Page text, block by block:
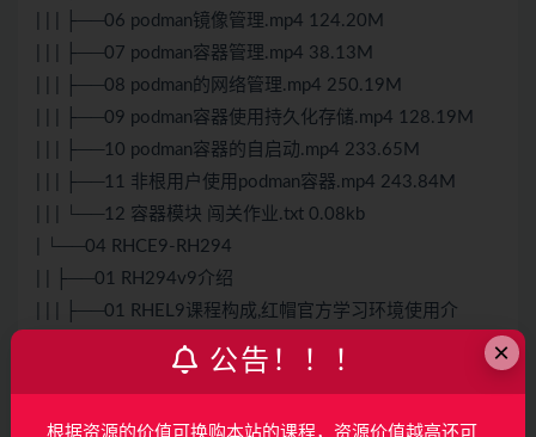
| | | ├──06 podman镜像管理.mp4 124.20M
| | | ├──07 podman容器管理.mp4 38.13M
| | | ├──08 podman的网络管理.mp4 250.19M
| | | ├──09 podman容器使用持久化存储.mp4 128.19M
| | | ├──10 podman容器的自启动.mp4 233.65M
| | | ├──11 非根用户使用podman容器.mp4 243.84M
| | | └──12 容器模块 闯关作业.txt 0.08kb
| └──04 RHCE9-RH294
| | ├──01 RH294v9介绍
| | | ├──01 RHEL9课程构成,红帽官方学习环境使用介
| | | ├──02 RH294v9介绍.mp4 51.23M
×
公告！！！
根据资源的价值可换购本站的课程，资源价值越高还可